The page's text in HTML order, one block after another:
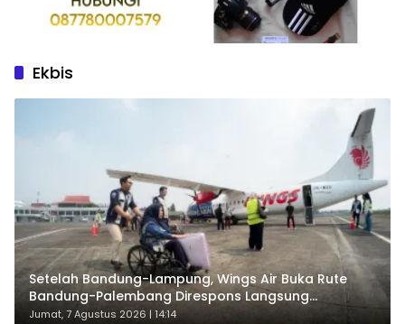
Ekbis
Setelah Bandung-Lampung, Wings Air Buka Rute
Bandung-Palembang Direspons Langsung
Penumpang
Jumat, 7 Agustus 2026 | 14:14